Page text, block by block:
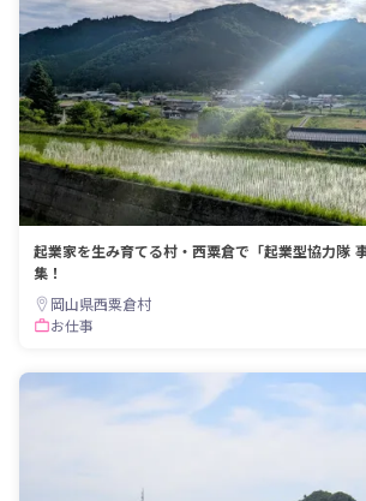
起業家を生み育てる村・西粟倉で「起業型協力隊
集！
岡山県西粟倉村
お仕事